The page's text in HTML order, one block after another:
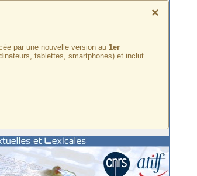
×
par une nouvelle version au 1er
tablettes, smartphones) et inclut